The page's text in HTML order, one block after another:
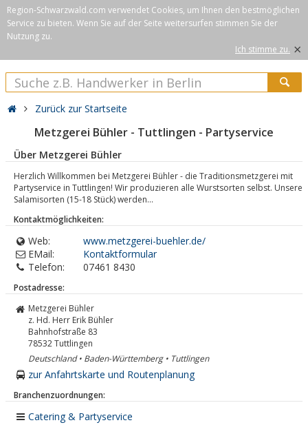
Region-Schwarzwald.com verwendet Cookies, um Ihnen den bestmöglichen
Service zu bieten. Wenn Sie auf der Seite weitersurfen stimmen Sie der
Nutzung zu.
Ich stimme zu. ×
Zurück zur Startseite
Metzgerei Bühler - Tuttlingen - Partyservice
Über Metzgerei Bühler
Herzlich Willkommen bei Metzgerei Bühler - die Traditionsmetzgerei mit
Partyservice in Tuttlingen! Wir produzieren alle Wurstsorten selbst. Unsere
Salamisorten (15-18 Stück) werden...
Kontaktmöglichkeiten:
Web:
www.metzgerei-buehler.de/
EMail:
Kontaktformular
Telefon:
07461 8430
Postadresse:
Metzgerei Bühler
z. Hd. Herr Erik Bühler
Bahnhofstraße 83
78532Tuttlingen
Deutschland • Baden-Württemberg • Tuttlingen
zur Anfahrtskarte und Routenplanung
Branchenzuordnungen:
Catering & Partyservice